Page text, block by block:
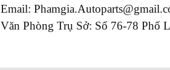
Email:
Văn Phòng Trụ Sở: Số 76-78 Phố